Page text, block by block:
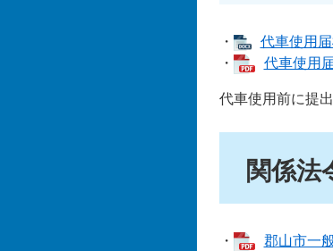
・
代車使用
・
代車使用
代車使用前に提
関係法
・ 郡山市一